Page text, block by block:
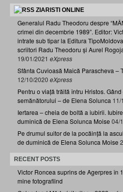
ZIARISTI ONLINE
Generalul Radu Theodoru despre
crimei din decembrie 1989”. Editor:
intrate sub tipar la Editura
scriitori Radu Theodoru și Aurel
19/01/2021 eXpress
Sfânta Cuvioasă Maică Parascheva –
12/10/2020 eXpress
Pentru o viață trăită întru Hristos.
semănătorului – de Elena Solunca 11/
Iertarea – cheia de boltă a iubirii.
duminică de Elena Solunca Moise 04/
Pe drumul suitor de la pocăință la
de duminică de Elena Solunca Moise
RECENT POSTS
Victor Roncea suprins de Agerpres în
mine fotografiind